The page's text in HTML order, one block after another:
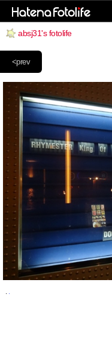
absj31's fotolife
<prev